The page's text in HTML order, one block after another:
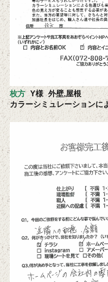
枚方 Y様 外壁,屋根
カラーシミュレーションに